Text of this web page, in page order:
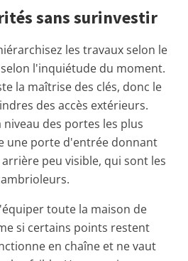
sans surinvestir
les travaux selon le
l'inquiétude du moment.
la maîtrise des clés, donc le
des accès extérieurs.
des portes les plus
une porte d'entrée donnant
peu visible, qui sont les
toute la maison de
si certains points restent
en chaîne et ne vaut